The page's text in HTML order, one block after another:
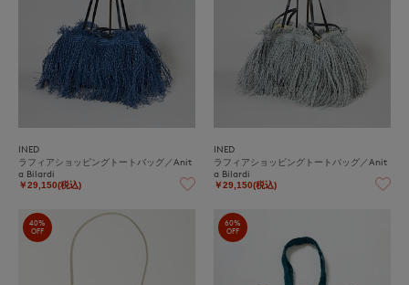
INED
ラフィアショッピングトートバッグ／Anit
a Bilardi
￥29,150(税込)
INED
ラフィアショッピングトートバッグ／Anit
a Bilardi
￥29,150(税込)
40%
OFF
60%
OFF